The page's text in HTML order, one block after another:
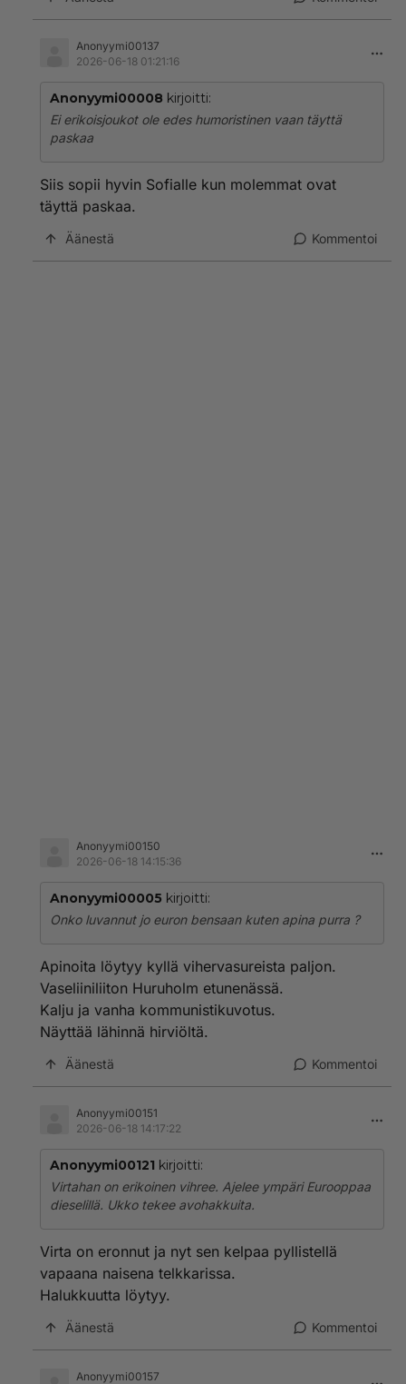
Anonyymi00137
2026-06-18 01:21:16
Anonyymi00008 kirjoitti:
Ei erikoisjoukot ole edes humoristinen vaan täyttä
paskaa
Siis sopii hyvin Sofialle kun molemmat ovat
täyttä paskaa.
Äänestä Kommentoi
Anonyymi00150
2026-06-18 14:15:36
Anonyymi00005 kirjoitti:
Onko luvannut jo euron bensaan kuten apina purra ?
Apinoita löytyy kyllä vihervasureista paljon.
Vaseliiniliiton Huruholm etunenässä.
Kalju ja vanha kommunistikuvotus.
Näyttää lähinnä hirviöltä.
Äänestä Kommentoi
Anonyymi00151
2026-06-18 14:17:22
Anonyymi00121 kirjoitti:
Virtahan on erikoinen vihree. Ajelee ympäri Eurooppaa
dieselillä. Ukko tekee avohakkuita.
Virta on eronnut ja nyt sen kelpaa pyllistellä
vapaana naisena telkkarissa.
Halukkuutta löytyy.
Äänestä Kommentoi
Anonyymi00157